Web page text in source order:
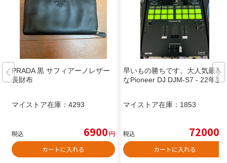
PRADA 黒 サフィアーノレザー
長財布
マイストア在庫： 4293
税込 6900円
カートに入れる
早いもの勝ちです。大人気最高
なPioneer DJ DJM-S7 - 22年製
マイストア在庫： 1853
税込 72000
カートに入れる